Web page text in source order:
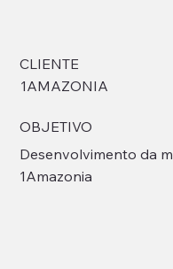
CLIENTE
1AMAZONIA
OBJETIVO
Desenvolvimento da
1Amazonia